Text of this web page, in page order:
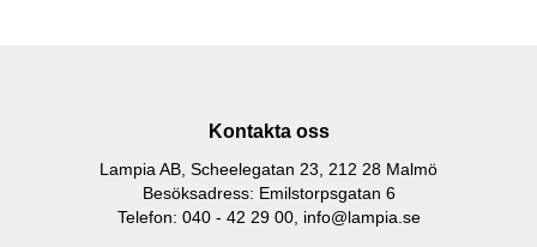
Kontakta oss
Lampia AB, Scheelegatan 23, 212 28 Malmö
Besöksadress: Emilstorpsgatan 6
Telefon: 040 - 42 29 00, info@lampia.se